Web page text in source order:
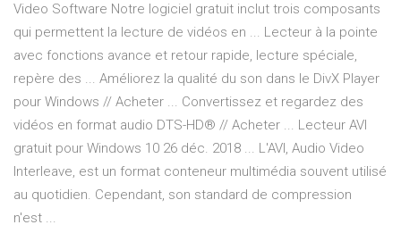
Video Software Notre logiciel gratuit inclut trois composants
qui permettent la lecture de vidéos en ... Lecteur à la pointe
avec fonctions avance et retour rapide, lecture spéciale,
repère des ... Améliorez la qualité du son dans le DivX Player
pour Windows // Acheter ... Convertissez et regardez des
vidéos en format audio DTS-HD® // Acheter ... Lecteur AVI
gratuit pour Windows 10 26 déc. 2018 ... L'AVI, Audio Video
Interleave, est un format conteneur multimédia souvent utilisé
au quotidien. Cependant, son standard de compression
n'est ...